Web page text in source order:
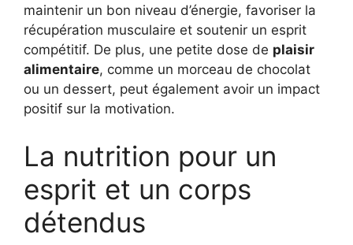
maintenir un bon niveau d’énergie, favoriser la
récupération musculaire et soutenir un esprit
compétitif. De plus, une petite dose de plaisir
alimentaire, comme un morceau de chocolat
ou un dessert, peut également avoir un impact
positif sur la motivation.
La nutrition pour un
esprit et un corps
détendus